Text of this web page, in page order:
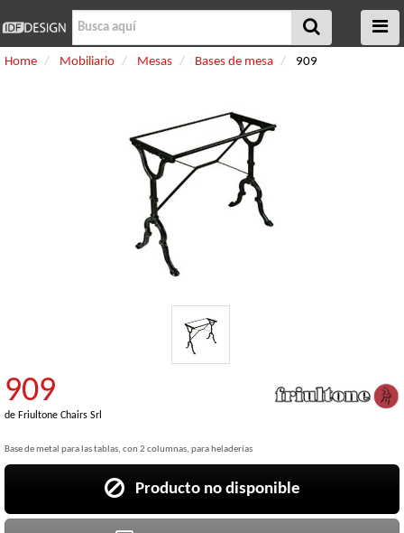
Home Mobiliario Mesas Bases de mesa 909
909
de Friultone Chairs Srl
Base de metal para las tablas, con 2 columnas, para heladerías
Producto no disponible